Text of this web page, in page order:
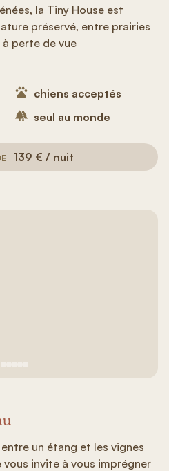
la Tiny House est
préservé, entre prairies
perte de vue
chiens acceptés
seul au monde
139 € / nuit
un étang et les vignes
invite à vous imprégner